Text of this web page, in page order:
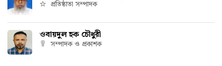
প্রতিষ্ঠাতা সম্পাদক
ওবায়দুল হক চৌধুরী
সম্পাদক ও প্রকাশক